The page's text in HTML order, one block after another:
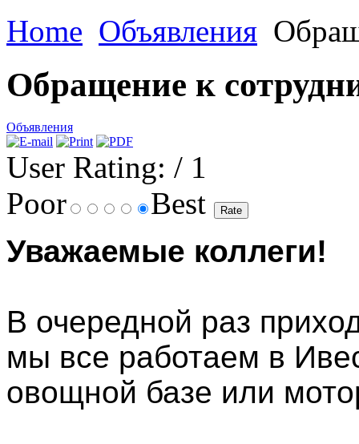
Home Объявления
Обращение к
Объявления
User Rating: / 1
Poor
Best
Уважаемые коллеги!
В очередной раз
мы все работаем в
овощной базе или